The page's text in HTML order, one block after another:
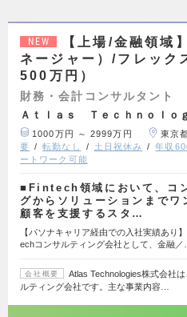
NEW
【上場/金融領域
ネージャー）/フレック
500万円）
財務・会計コンサルタント
Ａｔｌａｓ Ｔｅｃｈｎｏｌｏ
1000万円 ～ 2999万円 東京
要
転勤なし 土日祝休み 年収
ートワーク可能
■Fintech領域において、コ
グからソリューションまでワ
顧客を支援するスタ…
【パソナキャリア経由での入社実績あり
echコンサルティング会社として、金融／…
会社概要
Atlas Technologies株式会社
ルティング会社です。主な事業内容…